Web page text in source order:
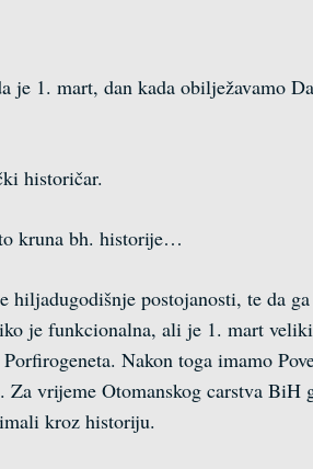
1. mart, dan kada obilježavamo
historičar.
kruna bh. historije…
postojanosti, te da
je funkcionalna, ali je 1. mart
Nakon toga imamo
vrijeme Otomanskog carstva
kroz historiju.